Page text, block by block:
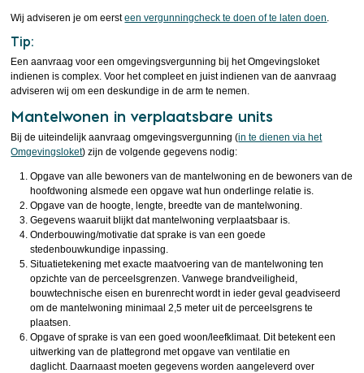
Wij adviseren je om eersteen vergunningcheck te doen of te laten doen.
Tip:
Een aanvraag voor een omgevingsvergunning bij het Omgevingsloket
indienen is complex. Voor het compleet en juist indienen van de aanvraag
adviseren wij om een deskundige in de arm te nemen.
Mantelwonen in verplaatsbare units
Bij de uiteindelijk aanvraag omgevingsvergunning (in te dienen via het
Omgevingsloket) zijn de volgende gegevens nodig:
Opgave van alle bewoners van de mantelwoning en de bewoners van de
hoofdwoning alsmede een opgave wat hun onderlinge relatie is.
Opgave van de hoogte, lengte, breedte van de mantelwoning.
Gegevens waaruit blijkt dat mantelwoning verplaatsbaar is.
Onderbouwing/motivatie dat sprake is van een goede
stedenbouwkundige inpassing.
Situatietekening met exacte maatvoering van de mantelwoning ten
opzichte van de perceelsgrenzen. Vanwege brandveiligheid,
bouwtechnische eisen en burenrecht wordt in ieder geval geadviseerd
om de mantelwoning minimaal 2,5 meter uit de perceelsgrens te
plaatsen.
Opgave of sprake is van een goed woon/leefklimaat. Dit betekent een
uitwerking van de plattegrond met opgave van ventilatie en
daglicht. Daarnaast moeten gegevens worden aangeleverd over